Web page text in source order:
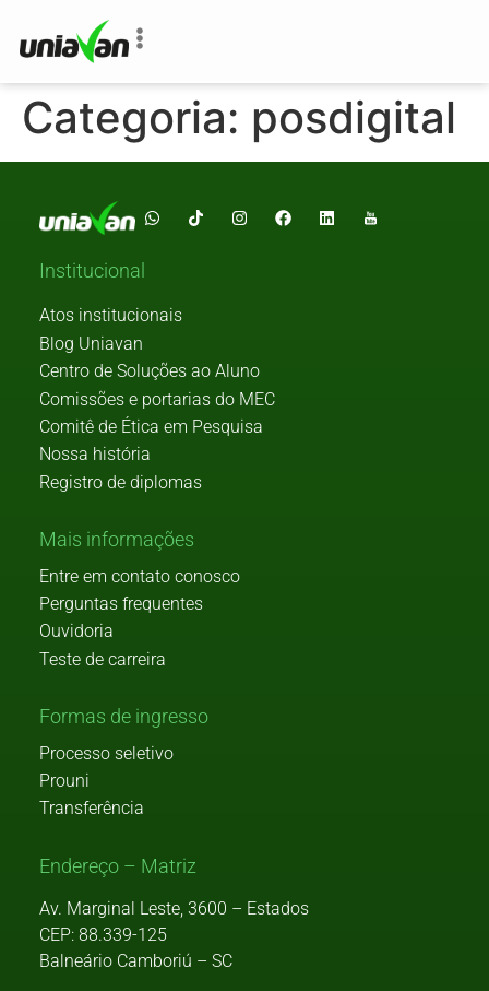
Categoria: posdigital
Institucional
Atos institucionais
Blog Uniavan
Centro de Soluções ao Aluno
Comissões e portarias do MEC
Comitê de Ética em Pesquisa
Nossa história
Registro de diplomas
Mais informações
Entre em contato conosco
Perguntas frequentes
Ouvidoria
Teste de carreira
Formas de ingresso
Processo seletivo
Prouni
Transferência
Endereço – Matriz
Av. Marginal Leste, 3600 – Estados
CEP: 88.339-125
Balneário Camboriú – SC